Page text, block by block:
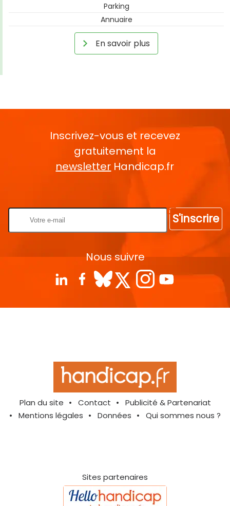
Parking
Annuaire
En savoir plus
Inscrivez-vous et recevez
gratuitement la
newsletter Handicap.fr
S'inscrire
Nous suivre
Plan du site Contact
Publicité & Partenariat
Mentions légales
Données Qui sommes nous ?
Sites partenaires